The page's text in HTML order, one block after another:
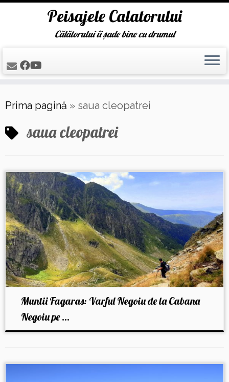
to
content
Peisajele Calatorului
Călătorului îi șade bine cu drumul
Prima pagină » saua cleopatrei
saua cleopatrei
Muntii Fagaras: Varful Negoiu de la Cabana
Negoiu pe ...